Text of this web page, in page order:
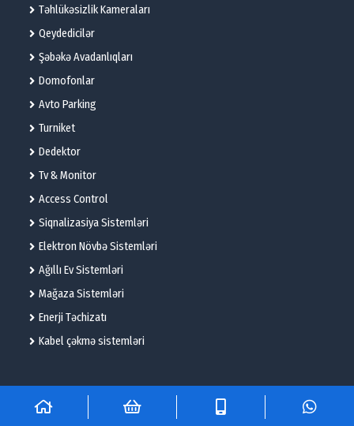
Təhlükəsizlik Kameraları
Qeydedicilər
Şəbəkə Avadanlıqları
Domofonlar
Avto Parking
Turniket
Dedektor
Tv & Monitor
Access Control
Siqnalizasiya Sistemləri
Elektron Növbə Sistemləri
Ağıllı Ev Sistemləri
Mağaza Sistemləri
Enerji Təchizatı
Kabel çəkmə sistemləri
© 2025 – Flame Technologies